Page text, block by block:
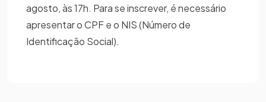
agosto, às 17h. Para se inscrever, é necessário
apresentar o CPF e o NIS (Número de
Identificação Social).